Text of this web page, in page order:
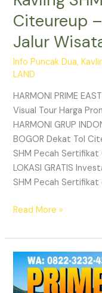
Citeureup
Jalur
Info Puncak Dua,
LAND
HARMONI PRIME
Visual Tour Harga
HARMONI GRUP
BOGOR Dekat Tol
SHM Pecah Sertifikat
LOKASI GRATIS
SHM Pecah Sertifikat
Read More »
Kavling
SHM
Dekat